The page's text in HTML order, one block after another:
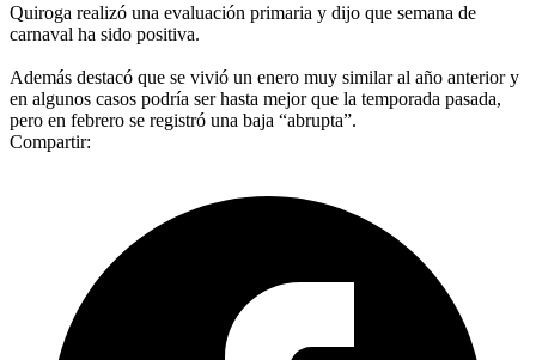
Quiroga realizó una evaluación primaria y dijo que semana de
carnaval ha sido positiva.
Además destacó que se vivió un enero muy similar al año anterior y
en algunos casos podría ser hasta mejor que la temporada pasada,
pero en febrero se registró una baja “abrupta”.
Compartir: